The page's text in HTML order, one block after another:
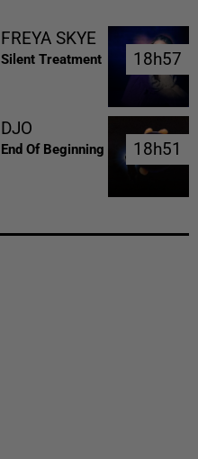
FREYA SKYE
Silent Treatment 18h57
18h57
DJO
End Of Beginning 18h51
18h51